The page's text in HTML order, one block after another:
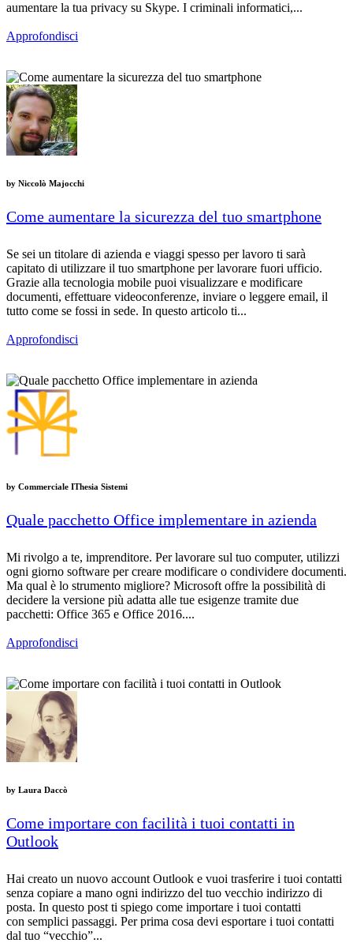
aumentare la tua privacy su Skype. I criminali informatici,...
Approfondisci
by Niccolò Majocchi
Come aumentare la sicurezza del tuo smartphone
Se sei un titolare di azienda e viaggi spesso per lavoro ti sarà
capitato di utilizzare il tuo smartphone per lavorare fuori ufficio.
Grazie alla tecnologia mobile puoi visualizzare e modificare
documenti, effettuare videoconferenze, inviare o leggere email, il
tutto come se fossi in sede. In questo articolo ti...
Approfondisci
by Commerciale IThesia Sistemi
Quale pacchetto Office implementare in azienda
Mi rivolgo a te, imprenditore. Per lavorare sul tuo computer, utilizzi
ogni giorno software per creare modificare o condividere documenti.
Ma qual è lo strumento migliore? Microsoft offre la possibilità di
decidere la versione più adatta alle tue esigenze tramite due
pacchetti: Office 365 e Office 2016....
Approfondisci
by Laura Daccò
Come importare con facilità i tuoi contatti in
Outlook
Hai creato un nuovo account Outlook e vuoi trasferire i tuoi contatti
senza copiare a mano ogni indirizzo del tuo vecchio indirizzo di
posta. In questo post ti spiego come importare i tuoi contatti
con semplici passaggi. Per prima cosa devi esportare i tuoi contatti
dal tuo “vecchio”...